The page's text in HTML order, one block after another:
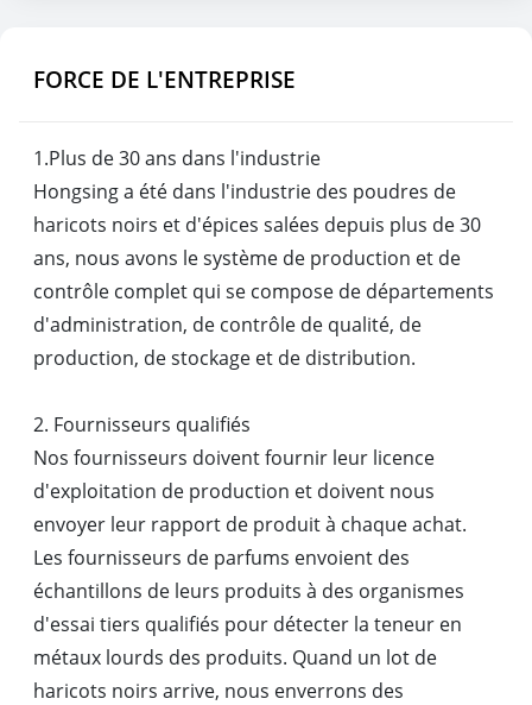
FORCE DE L'ENTREPRISE
1.Plus de 30 ans dans l'industrie
Hongsing a été dans l'industrie des poudres de
haricots noirs et d'épices salées depuis plus de 30
ans, nous avons le système de production et de
contrôle complet qui se compose de départements
d'administration, de contrôle de qualité, de
production, de stockage et de distribution.
2. Fournisseurs qualifiés
Nos fournisseurs doivent fournir leur licence
d'exploitation de production et doivent nous
envoyer leur rapport de produit à chaque achat.
Les fournisseurs de parfums envoient des
échantillons de leurs produits à des organismes
d'essai tiers qualifiés pour détecter la teneur en
métaux lourds des produits. Quand un lot de
haricots noirs arrive, nous enverrons des